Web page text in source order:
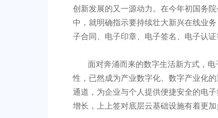
创新发展的又一源动力。在今年初国务院
中，就明确指示要持续壮大新兴在线业
子合同、电子印章、电子签名、电子认证
面对奔涌而来的数字生活新方式，电
性，已然成为产业数字化、数字产业化
通道，为企业与个人提供便捷安全的电
增长，上上签对底层云基础设施有着更加